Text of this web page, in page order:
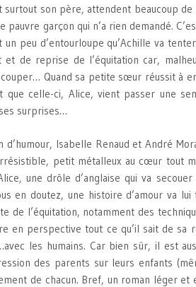
surtout son père, attendent beaucoup
garçon qui n’a rien demandé.
peu d’entourloupe qu’Achille va
de reprise de l’équitation car,
Quand sa petite sœur réussit à
que celle-ci, Alice, vient passer une
surprises…
d’humour, Isabelle Renaud et André
petit métalleux au cœur tout
une drôle d’anglaise qui va
en doutez, une histoire d’amour va
de l’équitation, notamment des
en perspective tout ce qu’il sait de sa
les humains. Car bien sûr, il est
des parents sur leurs enfants
de chacun. Bref, un roman léger et